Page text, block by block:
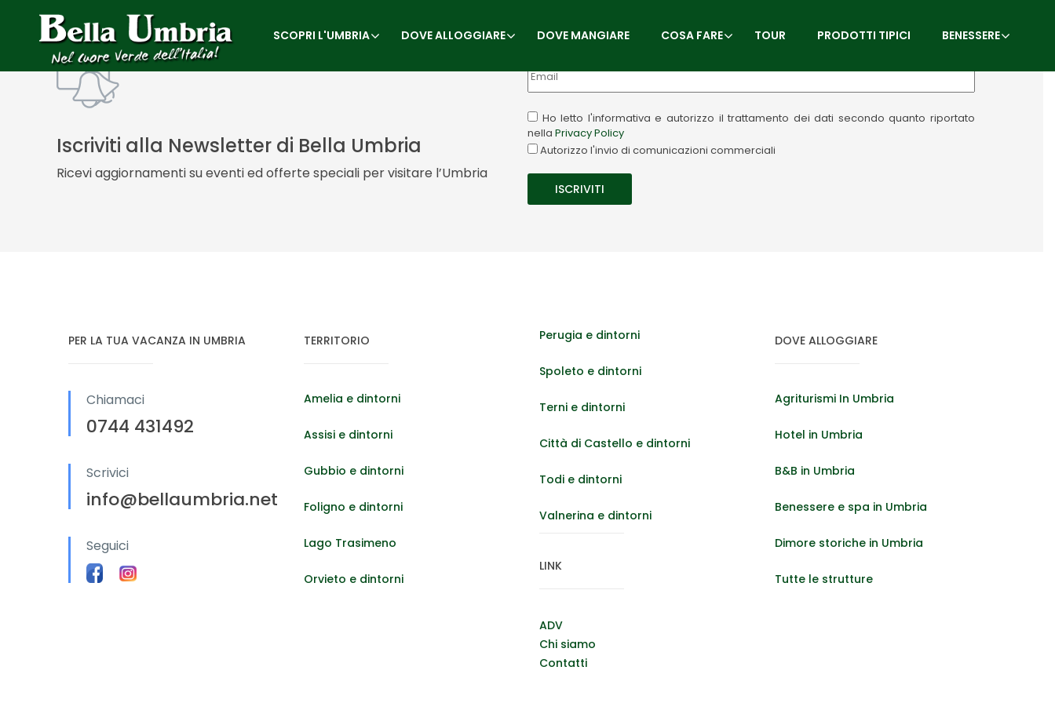
SCOPRI L'UMBRIA DOVE ALLOGGIARE DOVE MANGIARE COSA FARE TOUR PRODOTTI TIPICI BENESSERE
Iscriviti alla Newsletter di Bella Umbria
Ricevi aggiornamenti su eventi ed offerte speciali per visitare l’Umbria
Ho letto l'informativa e autorizzo il trattamento dei dati secondo quanto riportato
nella Privacy Policy
Autorizzo l'invio di comunicazioni commerciali
PER LA TUA VACANZA IN UMBRIA
Chiamaci
0744 431492
Scrivici
info@bellaumbria.net
Seguici
TERRITORIO
Amelia e dintorni
Assisi e dintorni
Gubbio e dintorni
Foligno e dintorni
Lago Trasimeno
Orvieto e dintorni
Perugia e dintorni
Spoleto e dintorni
Terni e dintorni
Città di Castello e dintorni
Todi e dintorni
Valnerina e dintorni
LINK
ADV
Chi siamo
Contatti
DOVE ALLOGGIARE
Agriturismi In Umbria
Hotel in Umbria
B&B in Umbria
Benessere e spa in Umbria
Dimore storiche in Umbria
Tutte le strutture